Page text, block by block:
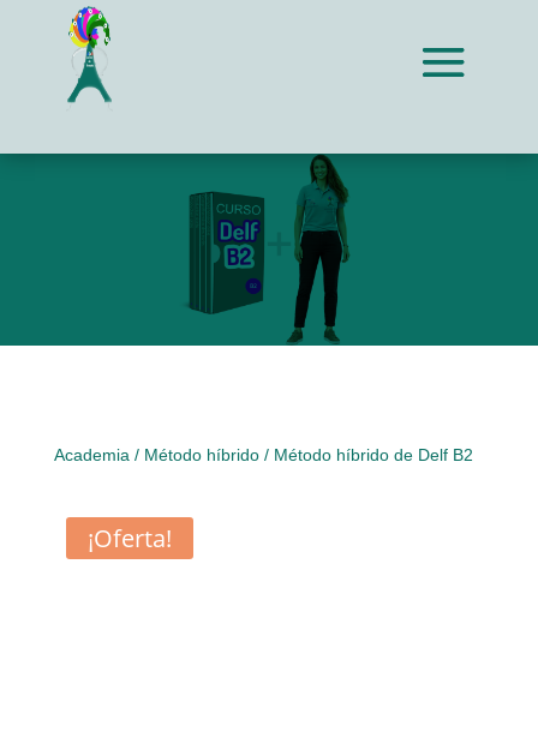
Academia / Método híbrido/ Método híbrido de Delf B2
¡Oferta!